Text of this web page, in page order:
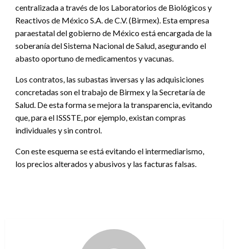
centralizada a través de los Laboratorios de Biológicos y
Reactivos de México S.A. de C.V. (Birmex). Esta empresa
paraestatal del gobierno de México está encargada de la
soberanía del Sistema Nacional de Salud, asegurando el
abasto oportuno de medicamentos y vacunas.
Los contratos, las subastas inversas y las adquisiciones
concretadas son el trabajo de Birmex y la Secretaría de
Salud. De esta forma se mejora la transparencia, evitando
que, para el ISSSTE, por ejemplo, existan compras
individuales y sin control.
Con este esquema se está evitando el intermediarismo,
los precios alterados y abusivos y las facturas falsas.